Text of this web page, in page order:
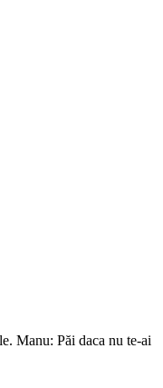
Manu: Păi daca nu te-ai